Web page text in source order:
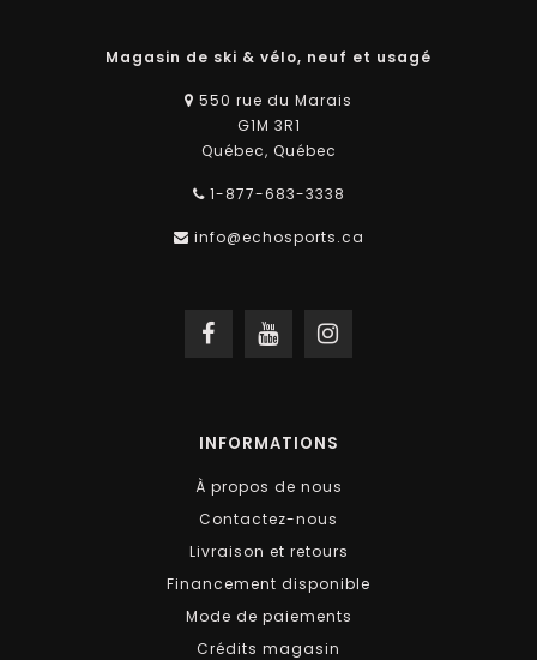
Magasin de ski & vélo, neuf et usagé
550 rue du Marais
G1M 3R1
Québec, Québec
1-877-683-3338
info@echosports.ca
INFORMATIONS
À propos de nous
Contactez-nous
Livraison et retours
Financement disponible
Mode de paiements
Crédits magasin